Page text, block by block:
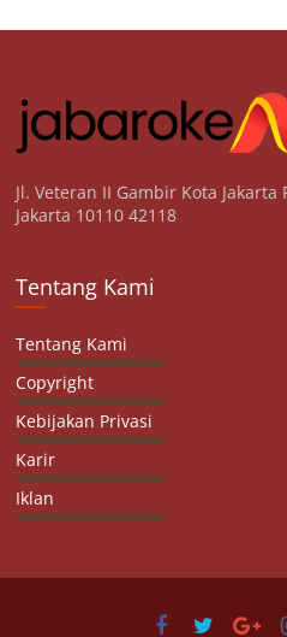
Jl. Veteran II Gambir Kota
Jakarta 10110 42118
Tentang Kami
Tentang Kami
Copyright
Kebijakan Privasi
Karir
Iklan